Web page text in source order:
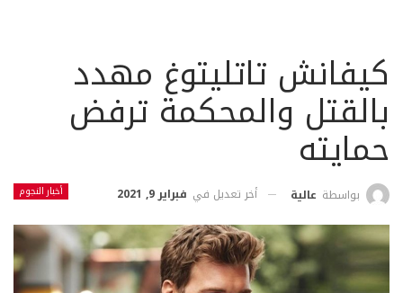
كيفانش تاتليتوغ مهدد
بالقتل والمحكمة ترفض
حمايته
أخبار النجوم بواسطة عالية أخر تعديل في فبراير 9, 2021